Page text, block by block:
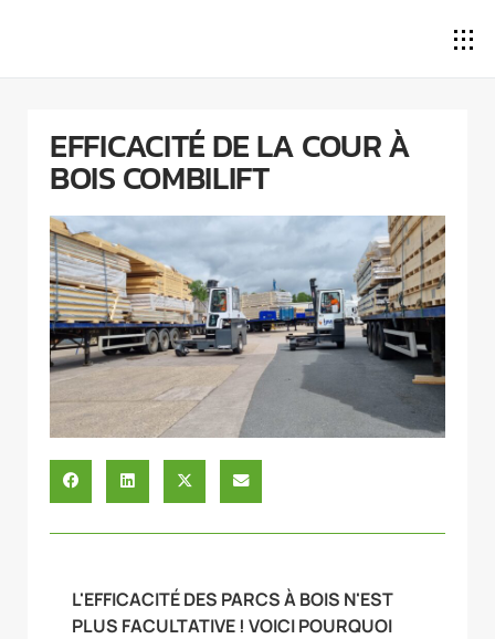
EFFICACITÉ DE LA COUR À
BOIS COMBILIFT
L'EFFICACITÉ DES PARCS À BOIS N'EST
PLUS FACULTATIVE ! VOICI POURQUOI